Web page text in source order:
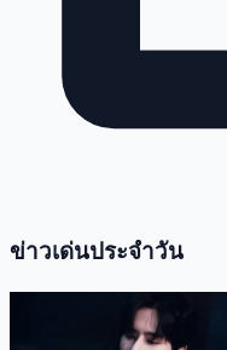
ข่าวเด่นประจำวัน